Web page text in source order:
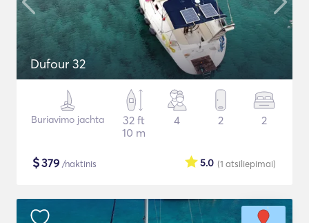
Dufour 32
Buriavimo jachta
32 ft
10 m
4 2 2
$379 /naktinis (1 atsiliepimai)
5.0